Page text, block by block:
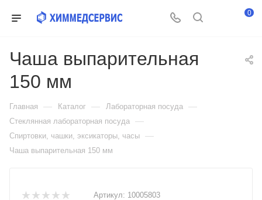
0
Чаша выпарительная
150 мм
Главная — Каталог — Лабораторная посуда —
Стеклянная лабораторная посуда —
Спиртовки, чашки, эксикаторы, часы —
Чаша выпарительная 150 мм
Артикул: 10005803